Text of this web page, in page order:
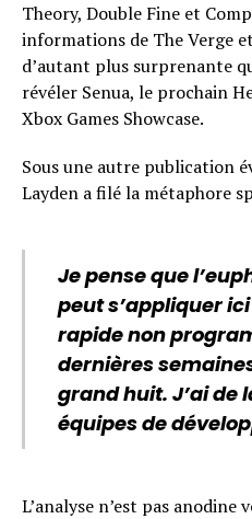
Theory, Double Fine et
informations de The Verge
d’autant plus surprenante
révéler Senua, le prochain
Xbox Games Showcase.
Sous une autre publication
Layden a filé la métaphore
Je pense que
peut s’appliquer
rapide non
dernières
grand huit. J’ai de
équipes de
L’analyse n’est pas anodine